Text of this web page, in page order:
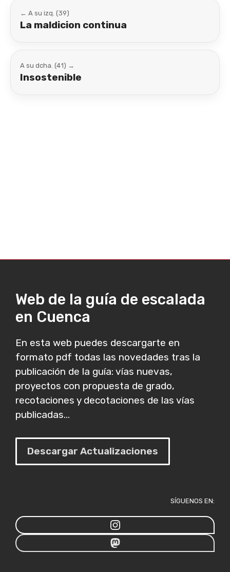
← A su izq. (39)
La maldicion continua
A su dcha. (41) →
Insostenible
Web de la guía de escalada
en Cuenca
En esta web puedes descargarte en
formato pdf todas las novedades tras la
publicación de la guía: vías nuevas,
proyectos con propuesta de grado,
recotaciones y decotaciones de las vías
publicadas...
Descargar Actualizaciones
SÍGUENOS EN: